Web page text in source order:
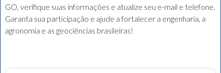
GO, verifique suas informações e atualize seu e-mail e telefone.
Garanta sua participação e ajude a fortalecer a engenharia, a
agronomia e as geociências brasileiras!